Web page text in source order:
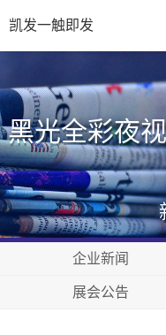
凯发一触即发
黑光全彩夜
企业新闻
展会公告